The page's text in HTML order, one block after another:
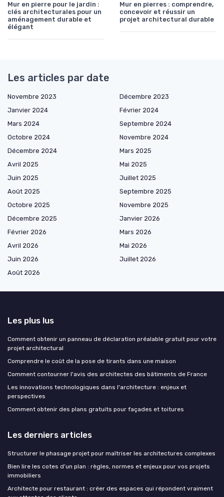
Mur en pierre pour le jardin :
clés architecturales pour un
aménagement durable et
élégant
Mur en pierres : comprendre,
concevoir et réussir un
projet architectural durable
Les articles par date
Novembre 2023
Décembre 2023
Janvier 2024
Février 2024
Mars 2024
Septembre 2024
Octobre 2024
Novembre 2024
Décembre 2024
Mars 2025
Avril 2025
Mai 2025
Juin 2025
Juillet 2025
Août 2025
Septembre 2025
Octobre 2025
Novembre 2025
Décembre 2025
Janvier 2026
Février 2026
Mars 2026
Avril 2026
Mai 2026
Juin 2026
Juillet 2026
Août 2026
Les plus lus
Comment obtenir un panneau de déclaration préalable gratuit pour votre
projet architectural
Comprendre le coût de la pose de tirants dans une maison
Comment contourner l'avis des architectes des bâtiments de France
Les innovations technologiques dans l'architecture : enjeux et
perspectives
Comment obtenir des plans gratuits pour façades et toitures
Les derniers articles
Structurer le phasage projet pour maîtriser les architectures complexes
Bien lire les cotes d’un plan : règles, normes et enjeux pour vos projets
immobiliers
Architecte pour restaurant : créer des espaces qui répondent vraiment